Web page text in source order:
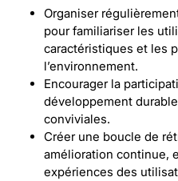
Organiser
pour familiariser les
caractéristiques et les
l’environnement.
Encourager la
développement
conviviales.
Créer une boucle de
amélioration continue,
expériences des